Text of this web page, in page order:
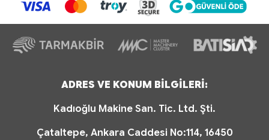
ADRES VE KONUM BİLGİLERİ:
Kadıoğlu Makine San. Tic. Ltd. Şti.
Çataltepe, Ankara Caddesi No:114, 16450